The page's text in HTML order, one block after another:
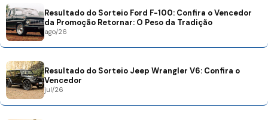
Resultado do Sorteio Ford F-100: Confira o Vencedor
da Promoção Retornar: O Peso da Tradição
ago/26
Resultado do Sorteio Jeep Wrangler V6: Confira o
Vencedor
jul/26